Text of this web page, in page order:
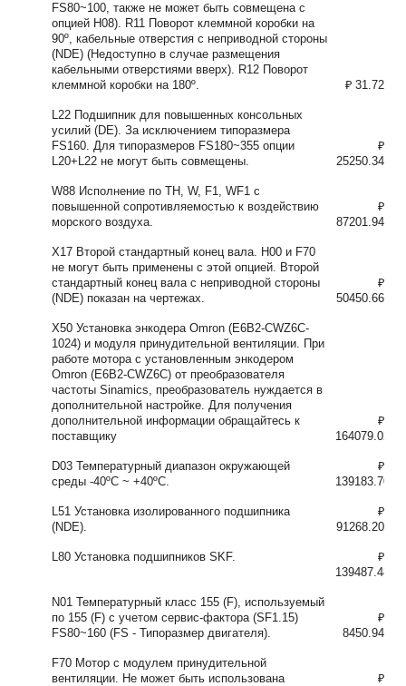
FS80~100, также не может быть совмещена с
опцией H08). R11 Поворот клеммной коробки на
90º, кабельные отверстия с неприводной стороны
(NDE) (Недоступно в случае размещения
кабельными отверстиями вверх). R12 Поворот
клеммной коробки на 180º.
₽ 31.72
L22 Подшипник для повышенных консольных
усилий (DE). За исключением типоразмера
FS160. Для типоразмеров FS180~355 опции
L20+L22 не могут быть совмещены.
₽
25250.34
W88 Исполнение по TH, W, F1, WF1 с
повышенной сопротивляемостью к воздействию
морского воздуха.
₽
87201.94
X17 Второй стандартный конец вала. H00 и F70
не могут быть применены с этой опцией. Второй
стандартный конец вала с неприводной стороны
(NDE) показан на чертежах.
₽
50450.66
X50 Установка энкодера Omron (E6B2-CWZ6C-
1024) и модуля принудительной вентиляции. При
работе мотора с установленным энкодером
Omron (E6B2-CWZ6C) от преобразователя
частоты Sinamics, преобразователь нуждается в
дополнительной настройке. Для получения
дополнительной информации обращайтесь к
поставщику
₽
164079.02
D03 Температурный диапазон окружающей
среды -40ºC ~ +40ºC.
₽
139183.70
L51 Установка изолированного подшипника
(NDE).
₽
91268.20
L80 Установка подшипников SKF.
₽
139487.48
N01 Температурный класс 155 (F), используемый
по 155 (F) с учетом сервис-фактора (SF1.15)
FS80~160 (FS - Типоразмер двигателя).
₽
8450.94
F70 Мотор с модулем принудительной
вентиляции. Не может быть использована
₽